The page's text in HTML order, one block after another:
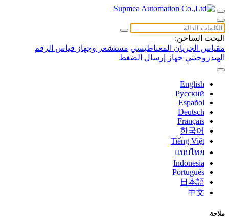
البحث الساخن:
مقياس الجريان المغناطيسي مستشعر وجهاز قياس الرقم
الهيدروجيني جهاز إرسال الضغط
English
Русский
Español
Deutsch
Français
한국어
Tiếng Việt
แบบไทย
Indonesia
Português
日本語
中文
ملاحة